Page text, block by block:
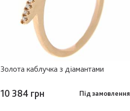
Золота каблучка з діамантами
10 384 грн Під замовлення